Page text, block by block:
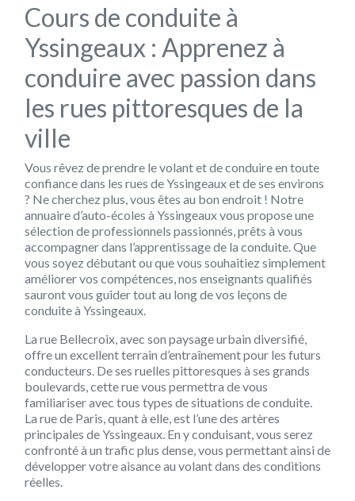
Cours de conduite à
Yssingeaux : Apprenez à
conduire avec passion dans
les rues pittoresques de la
ville
Vous rêvez de prendre le volant et de conduire en toute
confiance dans les rues de Yssingeaux et de ses environs
? Ne cherchez plus, vous êtes au bon endroit ! Notre
annuaire d’auto-écoles à Yssingeaux vous propose une
sélection de professionnels passionnés, prêts à vous
accompagner dans l’apprentissage de la conduite. Que
vous soyez débutant ou que vous souhaitiez simplement
améliorer vos compétences, nos enseignants qualifiés
sauront vous guider tout au long de vos leçons de
conduite à Yssingeaux.
La rue Bellecroix, avec son paysage urbain diversifié,
offre un excellent terrain d’entraînement pour les futurs
conducteurs. De ses ruelles pittoresques à ses grands
boulevards, cette rue vous permettra de vous
familiariser avec tous types de situations de conduite.
La rue de Paris, quant à elle, est l’une des artères
principales de Yssingeaux. En y conduisant, vous serez
confronté à un trafic plus dense, vous permettant ainsi de
développer votre aisance au volant dans des conditions
réelles.